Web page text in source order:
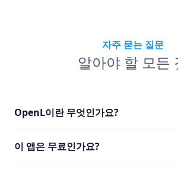
자주 묻는 질문
알아야 할 모든
OpenL이란 무엇인가요?
이 앱은 무료인가요?